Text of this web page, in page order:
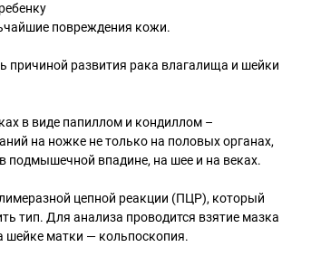
повреждения кожи.
развития рака влагалища и шейки
в виде папиллом и кондиллом –
на ножке не только на половых органах,
подмышечной впадине, на шее и на веках.
цепной реакции (ПЦР), который
тип. Для анализа проводится взятие мазка
шейке матки — кольпоскопия.